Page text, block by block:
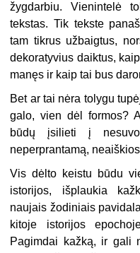
žygdarbiu. Vienintelė
tekstas. Tik tekste
tam tikrus užbaigtus,
dekoratyvius daiktus,
manęs ir kaip tai bus
Bet ar tai nėra tolygu
galo, vien dėl formos?
būdų įsilieti į
neperprantamą,
Vis dėlto keistu būdu
istorijos, išplaukia
naujais žodiniais
kitoje istorijos
Pagimdai kažką, ir gali